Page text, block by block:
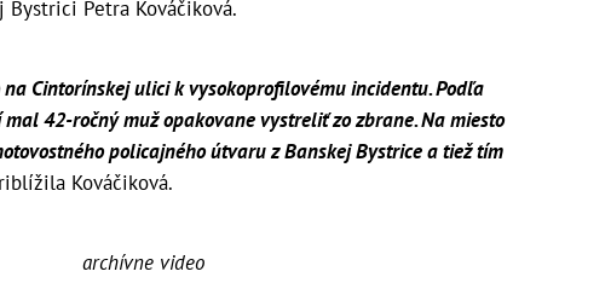
Bystrici Petra Kováčiková.
Cintorínskej ulici k vysokoprofilovému incidentu. Podľa
42-ročný muž opakovane vystreliť zo zbrane. Na miesto
policajného útvaru z Banskej Bystrice a tiež tím
Kováčiková.
archívne video